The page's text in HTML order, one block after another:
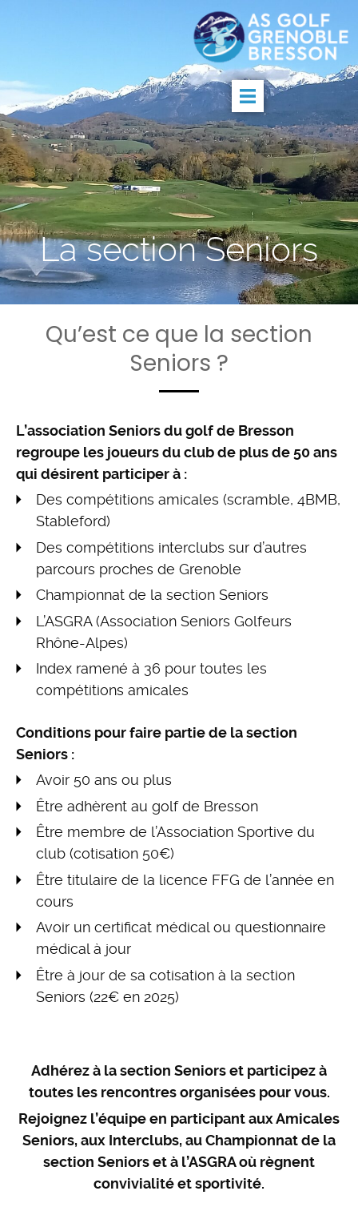
La section Seniors
Qu’est ce que la section
Seniors ?
L’association Seniors du golf de Bresson
regroupe les joueurs du club de plus de 50 ans
qui désirent participer à :
Des compétitions amicales (scramble, 4BMB,
Stableford)
Des compétitions interclubs sur d’autres
parcours proches de Grenoble
Championnat de la section Seniors
L’ASGRA (Association Seniors Golfeurs
Rhône-Alpes)
Index ramené à 36 pour toutes les
compétitions amicales
Conditions pour faire partie de la section
Seniors :
Avoir 50 ans ou plus
Être adhèrent au golf de Bresson
Être membre de l’Association Sportive du
club (cotisation 50€)
Être titulaire de la licence FFG de l’année en
cours
Avoir un certificat médical ou questionnaire
médical à jour
Être à jour de sa cotisation à la section
Seniors (22€ en 2025)
Adhérez à la section Seniors et participez à
toutes les rencontres organisées pour vous.
Rejoignez l’équipe en participant aux Amicales
Seniors, aux Interclubs, au Championnat de la
section Seniors et à l’ASGRA où règnent
convivialité et sportivité.